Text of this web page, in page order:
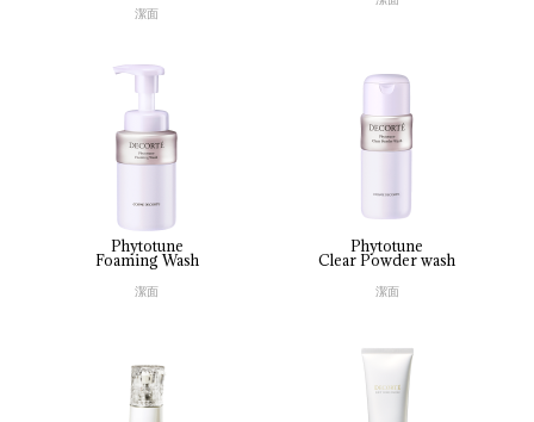
潔面
Phytotune
Foaming Wash
潔面
Phytotune
Clear Powder wash
潔面